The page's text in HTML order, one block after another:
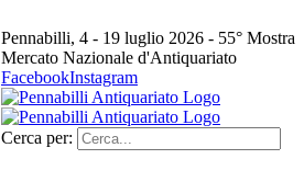
Pennabilli, 4 - 19 luglio 2026 - 55° Mostra
Mercato Nazionale d'Antiquariato
FacebookInstagram
Cerca per: